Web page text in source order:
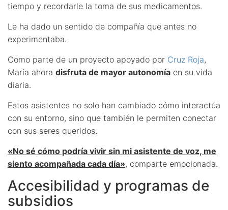
tiempo y recordarle la toma de sus medicamentos.
Le ha dado un sentido de compañía que antes no
experimentaba.
Como parte de un proyecto apoyado por Cruz Roja,
María ahora disfruta de mayor autonomía en su vida
diaria.
Estos asistentes no solo han cambiado cómo interactúa
con su entorno, sino que también le permiten conectar
con sus seres queridos.
«No sé cómo podría vivir sin mi asistente de voz, me
siento acompañada cada día», comparte emocionada.
Accesibilidad y programas de
subsidios